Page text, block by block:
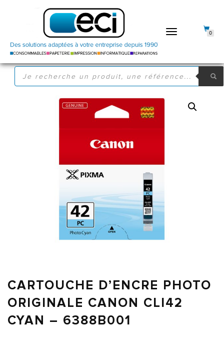
DÉPLIER
RECHERCHE
PRODUITS
0
CARTOUCHE D’ENCRE PHOTO
ORIGINALE CANON CLI42
CYAN – 6388B001